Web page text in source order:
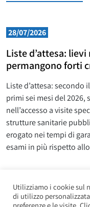
28/07/2026
Liste d’attesa:
permangono forti
Liste d’attesa: secondo
primi sei mesi del
nell’accesso a visite
strutture sanitarie
erogato nei tempi di
esami in più rispetto
Utilizziamo i cookie sul
di utilizzo